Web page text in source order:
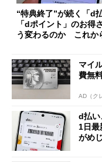
“特典終了”が続く「d
「dポイント」のお得
う変わるのか これか
マイ
費無
AD（ク
d払い
1日
がめ